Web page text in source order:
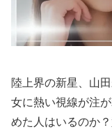
陸上界の新星、山
女に熱い視線が注
めた人はいるのか